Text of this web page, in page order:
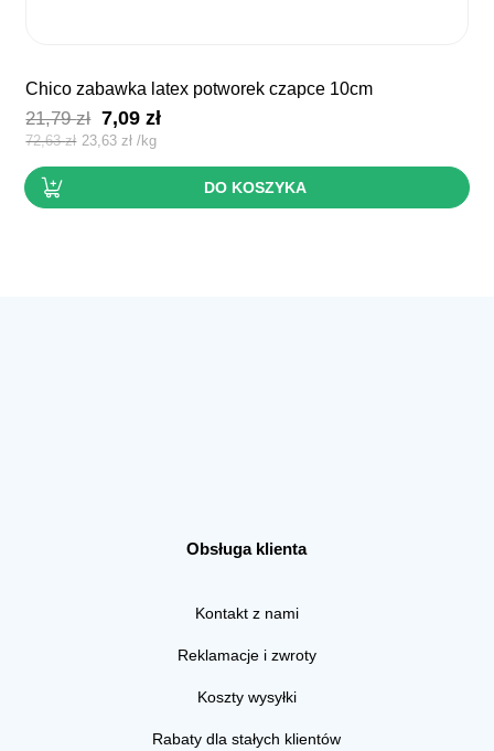
chico zabawka latex potworek czapce 10cm
21,79zł Pierwotna
cena
wynosiła:
7,09złAktualna
wynosi:
7,09 zł.
72,63zł 23,63zł /kg
DO KOSZYKA
Obsługa klienta
Kontakt z nami
Reklamacje i zwroty
Koszty wysyłki
Rabaty dla stałych klientów